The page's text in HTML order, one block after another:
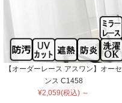
【オーダーレース アスワン】オーセ
ンス C1458
¥2,059(税込) ～